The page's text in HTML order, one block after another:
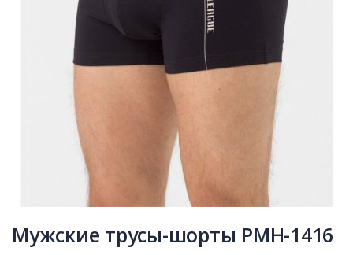
Мужские трусы-шорты PMH-1416